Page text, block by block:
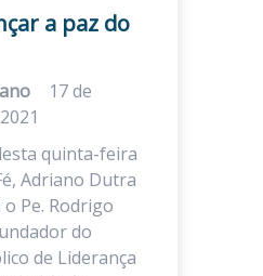
a paz do
17 de
quinta-feira
Adriano Dutra
Pe. Rodrigo
do
de Liderança